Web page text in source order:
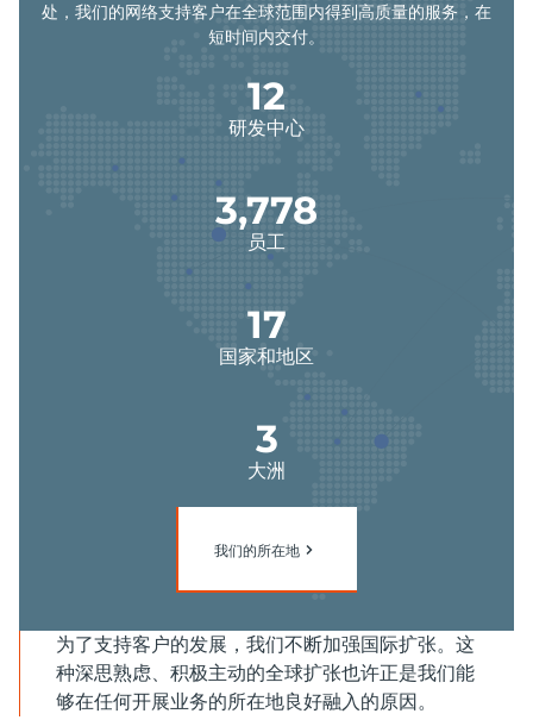
处，我们的网络支持客户在全球范围内得到高质量的服务，在
短时间内交付。
16
研发中心
4,866
员工
21
国家和地区
3
大洲
我们的所在地
为了支持客户的发展，我们不断加强国际扩张。这
种深思熟虑、积极主动的全球扩张也许正是我们能
够在任何开展业务的所在地良好融入的原因。